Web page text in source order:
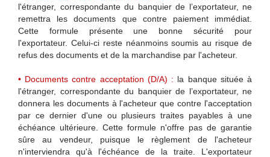
l'étranger, correspondante du banquier de l’exportateur, ne
remettra les documents que contre paiement immédiat.
Cette formule présente une bonne sécurité pour
l'exportateur. Celui-ci reste néanmoins soumis au risque de
refus des documents et de la marchandise par l'acheteur.
• Documents contre acceptation (D/A) : la banque située à
l'étranger, correspondante du banquier de l’exportateur, ne
donnera les documents à l'acheteur que contre l'acceptation
par ce dernier d'une ou plusieurs traites payables à une
échéance ultérieure. Cette formule n'offre pas de garantie
sûre au vendeur, puisque le règlement de l'acheteur
n'interviendra qu'à l'échéance de la traite. L'exportateur